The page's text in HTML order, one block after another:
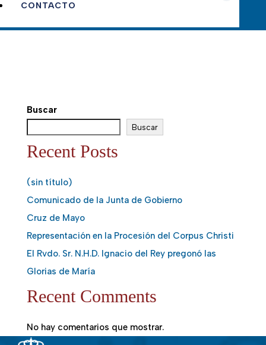
CONTACTO
Buscar
Buscar
Recent Posts
(sin título)
Comunicado de la Junta de Gobierno
Cruz de Mayo
Representación en la Procesión del Corpus Christi
El Rvdo. Sr. N.H.D. Ignacio del Rey pregonó las
Glorias de María
Recent Comments
No hay comentarios que mostrar.